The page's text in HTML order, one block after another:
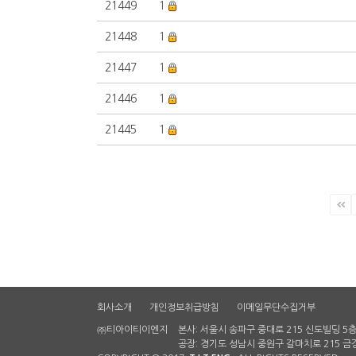
21449 1
21448 1
21447 1
21446 1
21445 1
회사소개 개인정보취급방침 이메일무단수집거부
㈜티아이티이엔지
본사: 서울시 송파구 중대로 215 신도빌딩 5
공장: 경기도 성남시 중원구 갈마치로 215 금